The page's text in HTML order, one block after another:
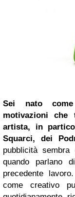
Sei nato
motivazioni
artista, in
Squarci, dei
pubblicità
quando parlano
precedente
come creativo